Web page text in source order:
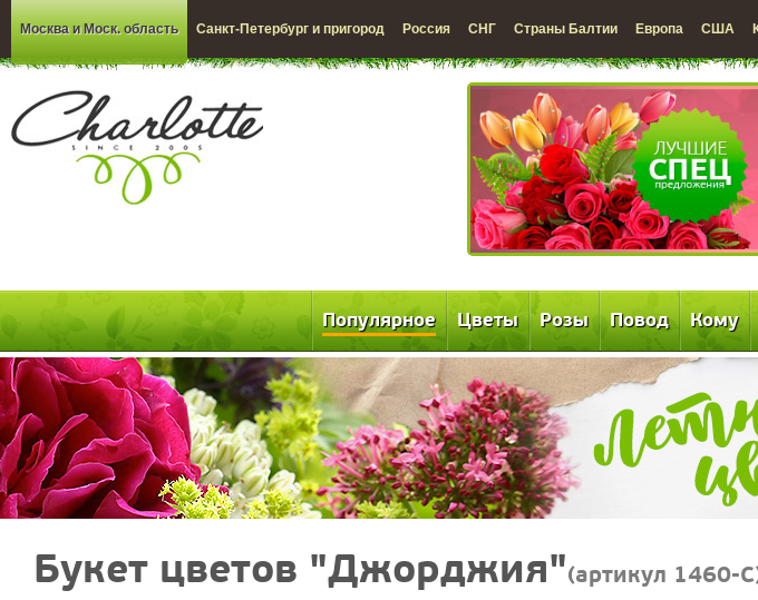
Москва и Моск. область Санкт-Петербург и пригород Россия СНГ Страны Балтии Европа США
Популярное Цветы Розы Повод Кому
Букет цветов "Джорджия"(артикул 1460-